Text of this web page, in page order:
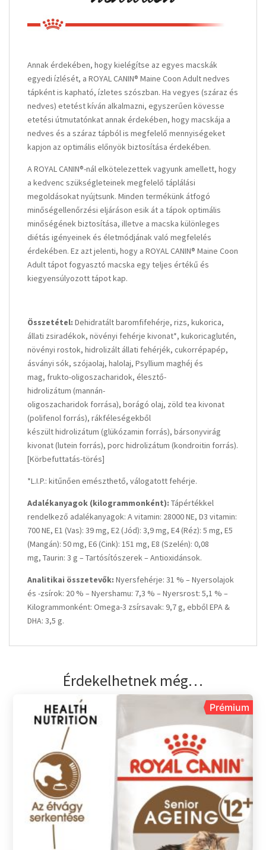
Annak érdekében, hogy kielégítse az egyes macskák
egyedi ízlését, a ROYAL CANIN® Maine Coon Adult nedves
tápként is kapható, ízletes szószban. Ha vegyes (száraz és
nedves) etetést kíván alkalmazni, egyszerűen kövesse
etetési útmutatónkat annak érdekében, hogy macskája a
nedves és a száraz tápból is megfelelő mennyiségeket
kapjon az optimális előnyök biztosítása érdekében.
A ROYAL CANIN®-nál elkötelezettek vagyunk amellett, hogy
a kedvenc szükségleteinek megfelelő táplálási
megoldásokat nyújtsunk. Minden termékünk átfogó
minőségellenőrzési eljáráson esik át a tápok optimális
minőségének biztosítása, illetve a macska különleges
diétás igényeinek és életmódjának való megfelelés
érdekében. Ez azt jelenti, hogy a ROYAL CANIN® Maine Coon
Adult tápot fogyasztó macska egy teljes értékű és
kiegyensúlyozott tápot kap.
Összetétel: Dehidratált baromfifehérje, rizs, kukorica,
állati zsiradékok, növényi fehérje kivonat*, kukoricaglutén,
növényi rostok, hidrolizált állati fehérjék, cukorrépapép,
ásványi sók, szójaolaj, halolaj, Psyllium maghéj és
mag, frukto-oligoszacharidok, élesztő-
hidrolizátum (mannán-
oligoszacharidok forrása), borágó olaj, zöld tea kivonat
(polifenol forrás), rákféleségekből
készült hidrolizátum (glükózamin forrás), bársonyvirág
kivonat (lutein forrás), porc hidrolizátum (kondroitin forrás).
[Körbefuttatás-törés]
*L.I.P.: kitűnően emészthető, válogatott fehérje.
Adalékanyagok (kilogrammonként): Tápértékkel
rendelkező adalékanyagok: A vitamin: 28000 NE, D3 vitamin:
700 NE, E1 (Vas): 39 mg, E2 (Jód): 3,9 mg, E4 (Réz): 5 mg, E5
(Mangán): 50 mg, E6 (Cink): 151 mg, E8 (Szelén): 0,08
mg, Taurin: 3 g – Tartósítószerek – Antioxidánsok.
Analitikai összetevők: Nyersfehérje: 31 % – Nyersolajok
és -zsírok: 20 % – Nyershamu: 7,3 % – Nyersrost: 5,1 % –
Kilogrammonként: Omega-3 zsírsavak: 9,7 g, ebből EPA &
DHA: 3,5 g.
Érdekelhetnek még…
Prémium